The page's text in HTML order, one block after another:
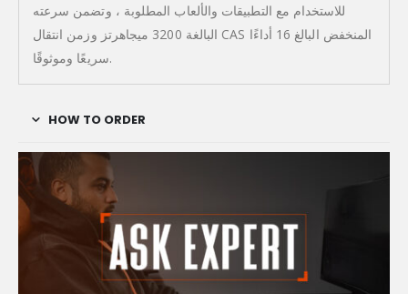
للاستخدام مع التطبيقات والألعاب المطلوبة ، وتضمن سرعته
البالغة 3200 ميجاهرتز وزمن انتقال CAS المنخفض البالغ 16 أداءًا
سريعًا وموثوقًا.
HOW TO ORDER